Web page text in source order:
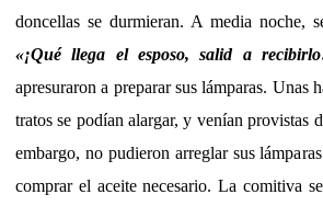
doncellas se durmieran. A media noche,
«¡Qué llega el esposo, salid a
apresuraron a preparar sus lámparas. Unas
tratos se podían alargar, y venían provistas
embargo, no pudieron arreglar sus
comprar el aceite necesario. La comitiva